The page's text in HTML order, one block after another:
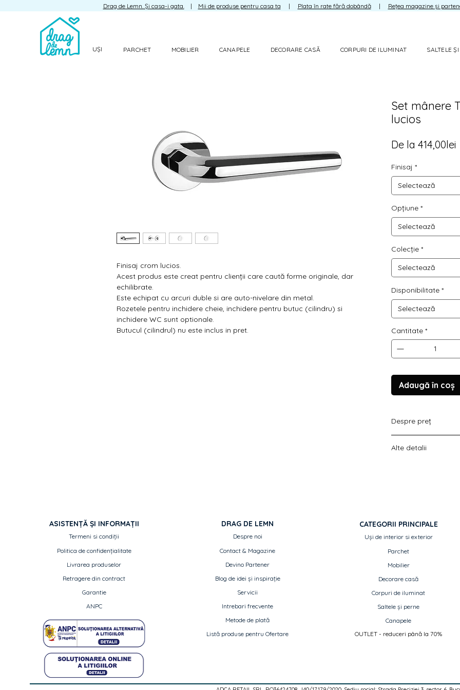
Drag de Lemn. Și casa-i gata.| Mii de produse pentru casa ta | Plata în rate fără dobândă| Rețea magazine și
UȘI PARCHET MOBILIER CANAPELE DECORARE CASĂ CORPURI DE ILUMINAT SALTELE
Cantitate mp
Finisaj crom lucios.
Acest produs este creat pentru clienții care caută forme originale, dar
echilibrate.
Este echipat cu arcuri duble si are auto-nivelare din metal.
Rozetele pentru inchidere cheie, inchidere pentru butuc (cilindru) si
inchidere WC sunt optionale.
Butucul (cilindrul) nu este inclus in pret.
Set mânere
lucios
De la 414,00lei
Finisaj *
Selectează
Opțiune *
Selectează
Colecție *
Selectează
Disponibilitate *
Selectează
Cantitate *
Adaugă în coș
Despre preț
doar set mânere,
Alte detalii
ASISTENȚĂ ȘI INFORMAȚII
Termeni si condiții
Politica de confidențialitate
Livrarea produselor
Retragere din contract
Garantie
ANPC
DRAG DE LEMN
Despre noi
Contact & Magazine
Devino Partener
Blog de idei și inspirație
Servicii
Intrebari frecvente
Metode de plată
Listă produse pentru Ofertare
CATEGORII PRINCIPALE
Uși de interior si exterior
Parchet
Mobilier
Decorare casă
Corpuri de iluminat
Saltele și perne
Canapele
OUTLET - reduceri până la 70%